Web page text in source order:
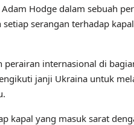
Hodge dalam sebuah
serangan terhadap
perairan internasional di
janji Ukraina untuk
kapal yang masuk sarat